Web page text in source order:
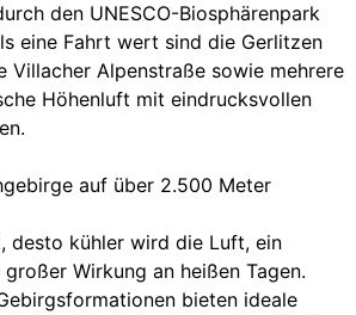
den UNESCO-Biosphärenpark
eine Fahrt wert sind die Gerlitzen
Villacher Alpenstraße sowie mehrere
Höhenluft mit eindrucksvollen
auf über 2.500 Meter
desto kühler wird die Luft, ein
Wirkung an heißen Tagen.
bieten ideale